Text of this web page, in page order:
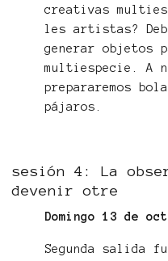
creativas
les artistas?
generar objetos
multiespecie. A
prepararemos
pájaros.
sesión 4: La
devenir otre
Domingo 13 de
Segunda salida